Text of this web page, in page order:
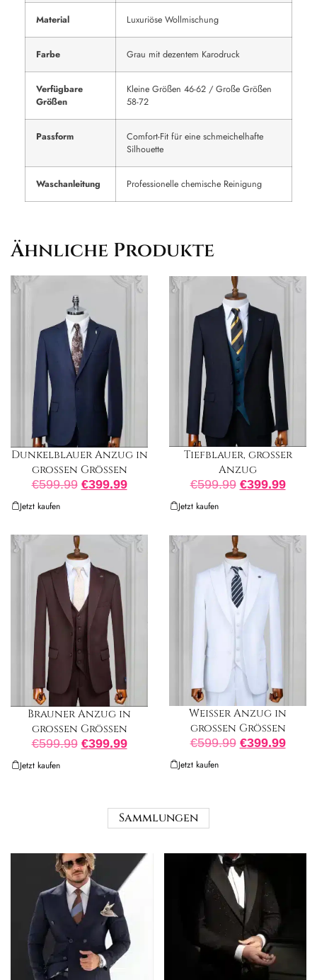
Material Luxuriöse Wollmischung
Farbe Grau mit dezentem Karodruck
Verfügbare
Größen
Kleine Größen 46-62 / Große Größen
58-72
Passform
Comfort-Fit für eine schmeichelhafte
Silhouette
Waschanleitung Professionelle chemische Reinigung
Ähnliche Produkte
Dunkelblauer Anzug in
großen Größen
€599.99 €399.99
Jetzt kaufen
Tiefblauer, großer
Anzug
€599.99 €399.99
Jetzt kaufen
Brauner Anzug in
großen Größen
€599.99 €399.99
Jetzt kaufen
Weißer Anzug in
großen Größen
€599.99 €399.99
Jetzt kaufen
Sammlungen